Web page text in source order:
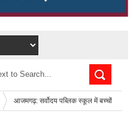
आजमगढ़: सर्वोदय पब्लिक स्कूल में बच्चों